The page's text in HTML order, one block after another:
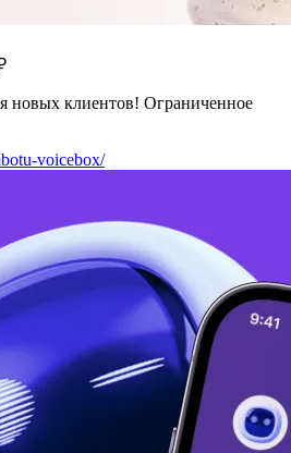
новых клиентов! Ограниченное
voicebox/